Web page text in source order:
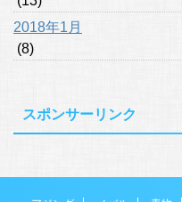
2018年1月
(8)
スポンサーリンク